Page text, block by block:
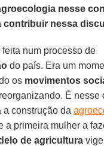
nesse
contribuir nessa
feita num processo de
do país. Era um
os movimentos
É nesse
a construção da
a primeira mulher a
de agricultura